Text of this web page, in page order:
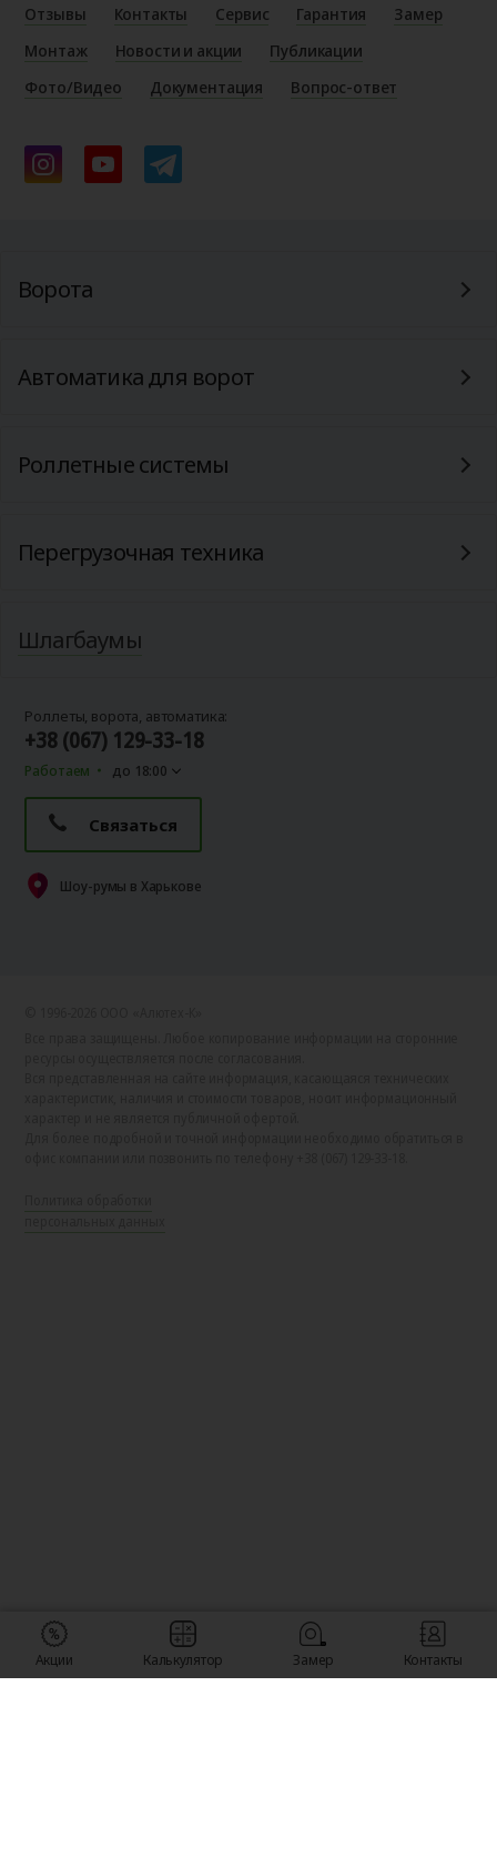
Отзывы
Контакты Сервис Гарантия
Замер
Монтаж
Новости и акции
Публикации
Фото/Видео
Документация Вопрос-ответ
Ворота
Автоматика для ворот
Роллетные системы
Перегрузочная техника
Шлагбаумы
Роллеты, ворота, автоматика:
+38 (067) 129-33-18
Работаем до 18:00
Связаться
Шоу-румы в Харькове
Акции Калькулятор Замер Контакты